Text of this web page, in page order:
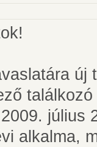
új
július
alkalma,